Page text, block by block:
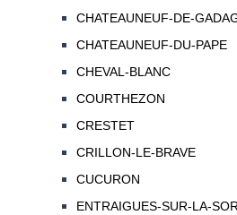
CHATEAUNEUF-DE-
CHATEAUNEUF-DU-PAPE
CHEVAL-BLANC
COURTHEZON
CRESTET
CRILLON-LE-BRAVE
CUCURON
ENTRAIGUES-SUR-LA-